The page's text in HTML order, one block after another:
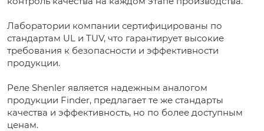
Лаборатории компании сертифицированы по
стандартам UL и TUV, что гарантирует высокие
требования к безопасности и эффективности
продукции.
Реле Shenler является надежным аналогом
продукции Finder, предлагает те же стандарты
качества и эффективность, но по более доступным
ценам.